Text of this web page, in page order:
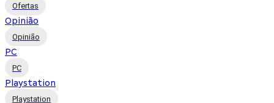
Ofertas
Opinião
Opinião
PC
PC
Playstation
Playstation